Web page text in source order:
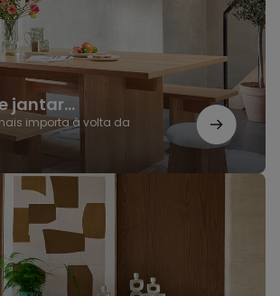
jantar...
importa à volta da